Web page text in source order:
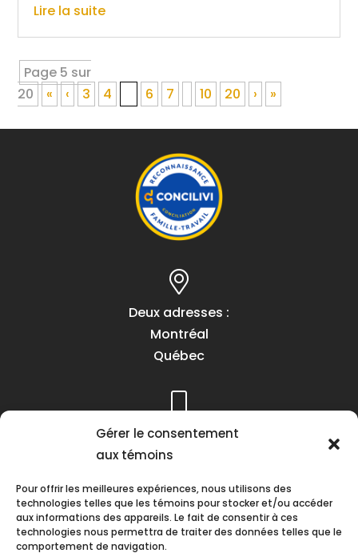
Gérer le consentement
aux témoins
Pour offrir les meilleures expériences, nous utilisons des
technologies telles que les témoins pour stocker et/ou accéder
aux informations des appareils. Le fait de consentir à ces
technologies nous permettra de traiter des données telles que le
comportement de navigation.
Lire la suite
Page 5 sur
20
« ‹ 3 4 6 7 10 20 › »
Deux adresses :
Montréal
Québec
Téléphone :
(418) 622-1001